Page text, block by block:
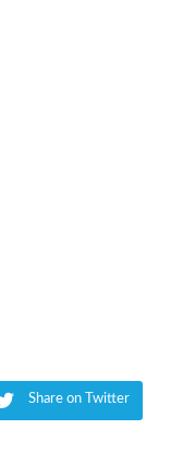
Share on Twitter